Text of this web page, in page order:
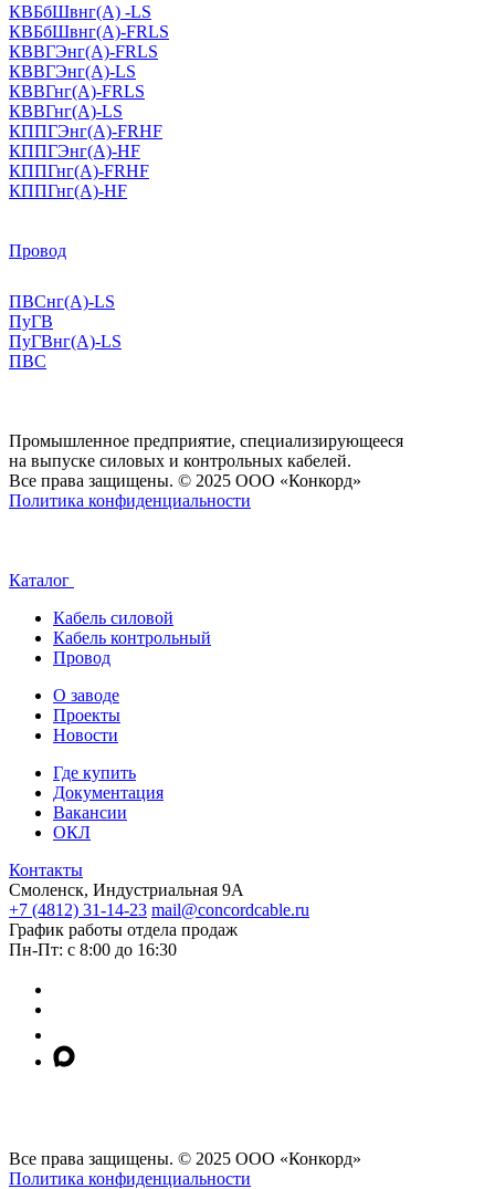
КВБбШвнг(А) -LS
КВБбШвнг(А)-FRLS
КВВГЭнг(А)-FRLS
КВВГЭнг(А)-LS
КВВГнг(А)-FRLS
КВВГнг(А)-LS
КППГЭнг(А)-FRHF
КППГЭнг(А)-HF
КППГнг(А)-FRHF
КППГнг(А)-HF
Провод
ПВСнг(А)-LS
ПуГВ
ПуГВнг(А)-LS
ПВС
Промышленное предприятие, специализирующееся
на выпуске силовых и контрольных кабелей.
Все права защищены. © 2025 ООО «Конкорд»
Политика конфиденциальности
Каталог
Кабель силовой
Кабель контрольный
Провод
О заводе
Проекты
Новости
Где купить
Документация
Вакансии
ОКЛ
Контакты
Смоленск, Индустриальная 9А
+7 (4812) 31-14-23 mail@concordcable.ru
График работы отдела продаж
Пн-Пт: с 8:00 до 16:30
Все права защищены. © 2025 ООО «Конкорд»
Политика конфиденциальности